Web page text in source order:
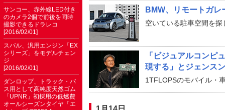
BMW、リモートガ
空いている駐車空間を探
「ビジュアルコンピ
現する」とジェンス
1TFLOPSのモバイル・
サンコー、赤外線LED付き
のカメラ2個で前後を同時
撮影できるドラレコ
[2016/02/01]
スバル、汎用エンジン「EX
シリーズ」をモデルチェン
ジ
[2016/02/01]
ダンロップ、トラック・バ
ス用として高純度天然ゴム
「UPNR」初採用の低燃費
オールシーズンタイヤ「エ